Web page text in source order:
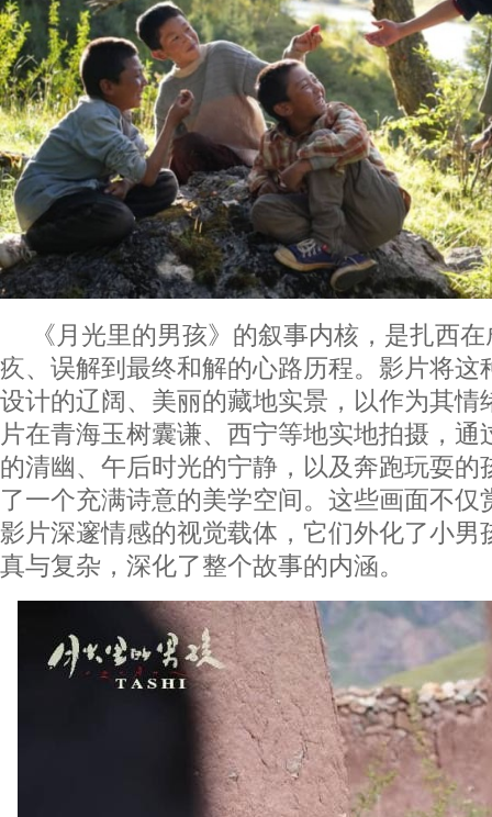
《月光里的男孩》的叙事内核，是扎西
疚、误解到最终和解的心路历程。影片将这
设计的辽阔、美丽的藏地实景，以作为其情
片在青海玉树囊谦、西宁等地实地拍摄，通
的清幽、午后时光的宁静，以及奔跑玩耍的
了一个充满诗意的美学空间。这些画面不仅
影片深邃情感的视觉载体，它们外化了小男
真与复杂，深化了整个故事的内涵。